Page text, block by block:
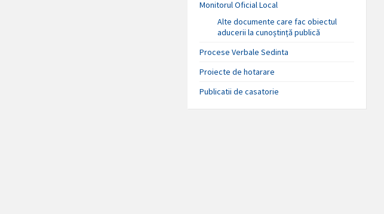
Monitorul Oficial Local
Alte documente care fac obiectul
aducerii la cunoștință publică
Procese Verbale Sedinta
Proiecte de hotarare
Publicatii de casatorie